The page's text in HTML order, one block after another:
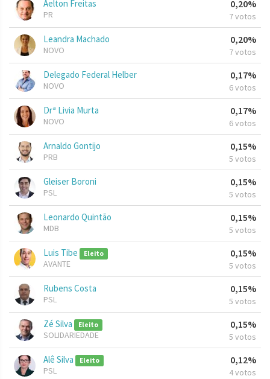
Aelton Freitas
PR
0,20%
7 votos
Leandra Machado
NOVO
0,20%
7 votos
Delegado Federal Helber
NOVO
0,17%
6 votos
Drª Livia Murta
NOVO
0,17%
6 votos
Arnaldo Gontijo
PRB
0,15%
5 votos
Gleiser Boroni
PSL
0,15%
5 votos
Leonardo Quintão
MDB
0,15%
5 votos
Luis Tibe Eleito
AVANTE
0,15%
5 votos
Rubens Costa
PSL
0,15%
5 votos
Zé Silva Eleito
SOLIDARIEDADE
0,15%
5 votos
Alê Silva Eleito
PSL
0,12%
4 votos